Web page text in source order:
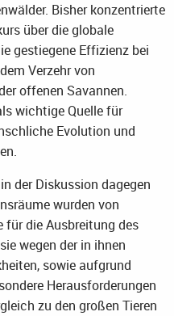
Bisher konzentrierte
über die globale
gestiegene Effizienz bei
Verzehr von
offenen Savannen.
wichtige Quelle für
Evolution und
der Diskussion dagegen
wurden von
für die Ausbreitung des
wegen der in ihnen
sowie aufgrund
Herausforderungen
zu den großen Tieren